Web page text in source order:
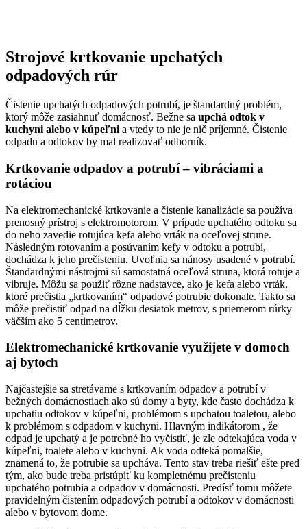
Strojové krtkovanie upchatých
odpadových rúr
Čistenie upchatých odpadových potrubí, je štandardný problém,
ktorý môže zasiahnuť domácnosť. Bežne sa upchá odtok v
kuchyni alebo v kúpeľni a vtedy to nie je nič príjemné. Čistenie
odpadu a odtokov by mal realizovať odborník.
Krtkovanie odpadov a potrubí – vibráciami a
rotáciou
Na elektromechanické krtkovanie a čistenie kanalizácie sa používa
prenosný prístroj s elektromotorom. V prípade upchatého odtoku sa
do neho zavedie rotujúca kefa alebo vrták na oceľovej strune.
Následným rotovaním a posúvaním kefy v odtoku a potrubí,
dochádza k jeho prečisteniu. Uvoľnia sa nánosy usadené v potrubí.
Štandardnými nástrojmi sú samostatná oceľová struna, ktorá rotuje a
vibruje. Môžu sa použiť rôzne nadstavce, ako je kefa alebo vrták,
ktoré prečistia „krtkovaním“ odpadové potrubie dokonale. Takto sa
môže prečistiť odpad na dĺžku desiatok metrov, s priemerom rúrky
väčším ako 5 centimetrov.
Elektromechanické krtkovanie využijete v domoch
aj bytoch
Najčastejšie sa stretávame s krtkovaním odpadov a potrubí v
bežných domácnostiach ako sú domy a byty, kde často dochádza k
upchatiu odtokov v kúpeľni, problémom s upchatou toaletou, alebo
k problémom s odpadom v kuchyni. Hlavným indikátorom , že
odpad je upchatý a je potrebné ho vyčistiť, je zle odtekajúca voda v
kúpeľni, toalete alebo v kuchyni. Ak voda odteká pomalšie,
znamená to, že potrubie sa upcháva. Tento stav treba riešiť ešte pred
tým, ako bude treba pristúpiť ku kompletnému prečisteniu
upchatého potrubia a odpadov v domácnosti. Predísť tomu môžete
pravidelným čistením odpadových potrubí a odtokov v domácnosti
alebo v bytovom dome.